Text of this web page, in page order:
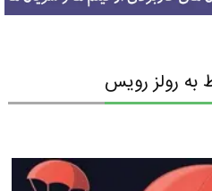
رولز رویس